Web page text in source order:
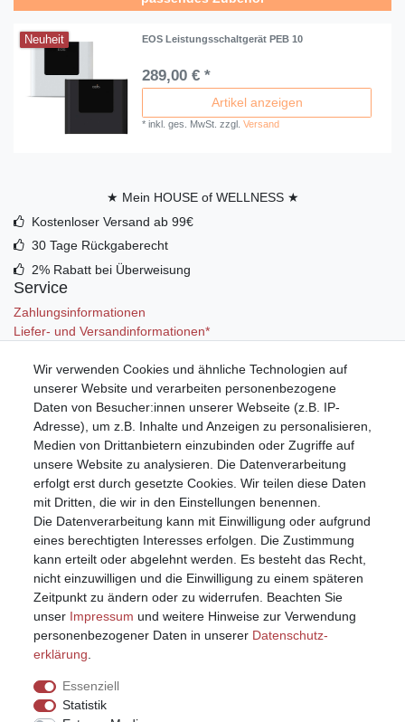
Neuheit EOS Leistungsschaltgerät PEB 10
289,00 € *
Artikel anzeigen
*inkl. ges. MwSt. zzgl.Versand
★ Mein HOUSE of WELLNESS ★
Kostenloser Versand ab 99€
30 Tage Rückgaberecht
2% Rabatt bei Überweisung
Service
Zahlungsinformationen
Liefer- und Versandinformationen*
Mein Konto
Registrieren
Anmelden (Login)
Warenkorb
Wir verwenden Cookies und ähnliche Technologien auf
unserer Website und verarbeiten personenbezogene
Daten von Besucher:innen unserer Webseite (z.B. IP-
Adresse), um z.B. Inhalte und Anzeigen zu personalisieren,
Medien von Drittanbietern einzubinden oder Zugriffe auf
unsere Website zu analysieren. Die Datenverarbeitung
erfolgt erst durch gesetzte Cookies. Wir teilen diese Daten
mit Dritten, die wir in den Einstellungen benennen.
Die Datenverarbeitung kann mit Einwilligung oder aufgrund
eines berechtigten Interesses erfolgen. Die Zustimmung
kann erteilt oder abgelehnt werden. Es besteht das Recht,
nicht einzuwilligen und die Einwilligung zu einem späteren
Zeitpunkt zu ändern oder zu widerrufen. Beachten Sie
unser Impressum und weitere Hinweise zur Verwendung
personenbezogener Daten in unserer Daten­schutz­
erklärung
Essenziell
Statistik